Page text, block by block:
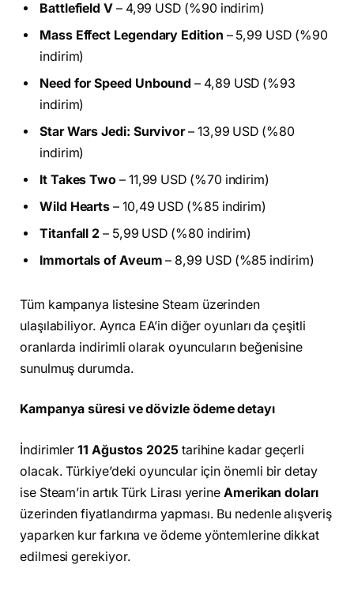
Battlefield V– 4,99 USD (%90 indirim)
Mass Effect Legendary Edition – 5,99 USD (%90
indirim)
Need for Speed Unbound – 4,89 USD (%93
indirim)
Star Wars Jedi: Survivor– 13,99 USD (%80
indirim)
It Takes Two – 11,99 USD (%70 indirim)
Wild Hearts – 10,49 USD (%85 indirim)
Titanfall 2 – 5,99 USD (%80 indirim)
Immortals of Aveum – 8,99 USD (%85 indirim)
Tüm kampanya listesine Steam üzerinden
ulaşılabiliyor. Ayrıca EA’in diğer oyunları da çeşitli
oranlarda indirimli olarak oyuncuların beğenisine
sunulmuş durumda.
Kampanya süresi ve dövizle ödeme detayı
İndirimler11 Ağustos 2025tarihine kadar geçerli
olacak. Türkiye’deki oyuncular için önemli bir detay
ise Steam’in artık Türk Lirası yerine Amerikan doları
üzerinden fiyatlandırma yapması. Bu nedenle alışveriş
yaparken kur farkına ve ödeme yöntemlerine dikkat
edilmesi gerekiyor.